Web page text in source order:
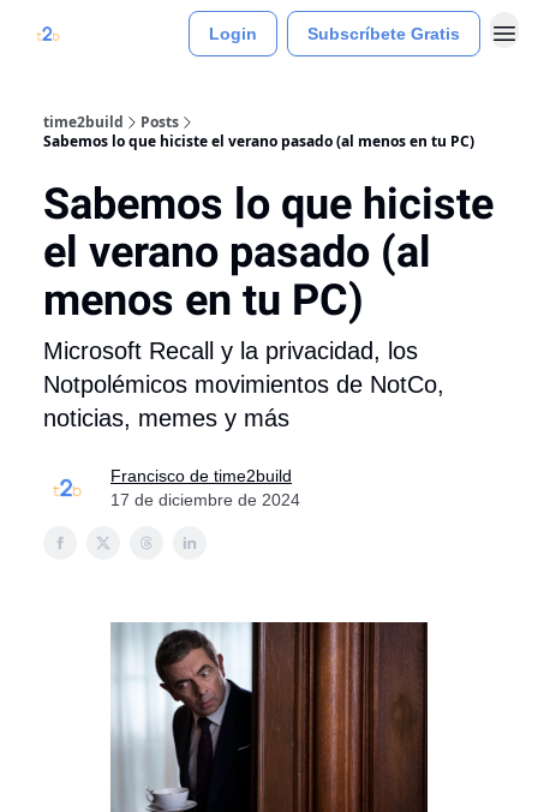
Login Subscríbete Gratis
time2build
Posts
Sabemos lo que hiciste el verano pasado (al menos en tu PC)
Sabemos lo que hiciste
el verano pasado (al
menos en tu PC)
Microsoft Recall y la privacidad, los
Notpolémicos movimientos de NotCo,
noticias, memes y más
Francisco de time2build
17 de diciembre de 2024